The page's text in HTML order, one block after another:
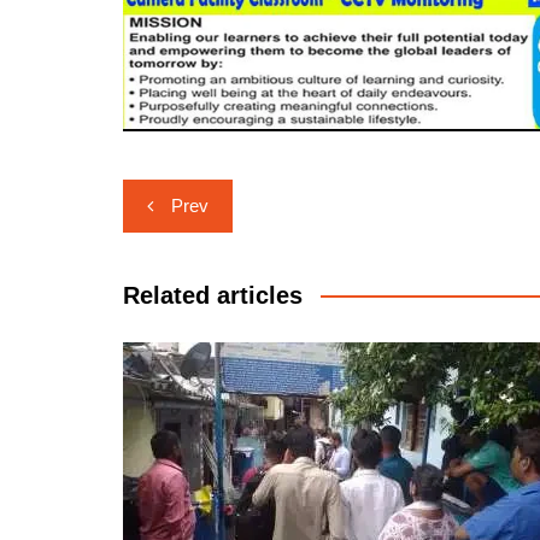
Post
navigation
Prev
Related articles